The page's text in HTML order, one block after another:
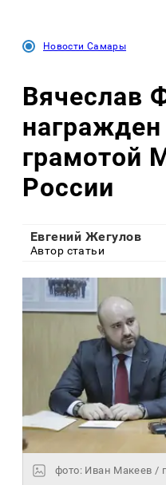
Новости Самары
Вячеслав
грамотой
России
Евгений Жегулов
Автор статьи
фото: Иван Макеев /